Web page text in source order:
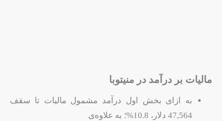
مالیات بر درآمد در منیتوبا
به ازای بخش اول درآمد مشمول مالیات تا سقف
47,564 دلار، 10.8%؛ به علاوه‌ی